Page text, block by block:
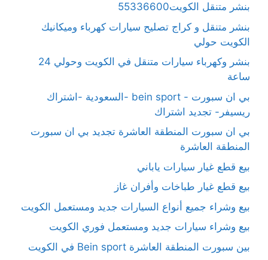
بنشر متنقل الكويت55336600
بنشر متنقل و كراج تصليح سيارات كهرباء وميكانيك
الكويت حولي
بنشر وكهرباء سيارات متنقل في الكويت وحولي 24
ساعة
بي ان سبورت - bein sport -السعودية -اشتراك
ريسيفر- تجديد اشتراك
بي ان سبورت المنطقة العاشرة تجديد بي ان سبورت
المنطقة العاشرة
بيع قطع غيار سيارات ياباني
بيع قطع غيار طباخات وأفران غاز
بيع وشراء جميع أنواع السيارات جديد ومستعمل الكويت
بيع وشراء سيارات جديد ومستعمل فوري الكويت
بين سبورت المنطقة العاشرة Bein sport في الكويت